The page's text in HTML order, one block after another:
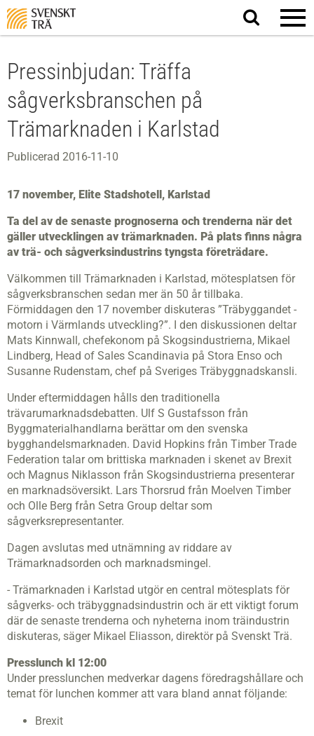
Sök
på
Pressinbjudan: Träffa
sågverksbranschen på
Trämarknaden i Karlstad
Publicerad 2016-11-10
17 november, Elite Stadshotell, Karlstad
Ta del av de senaste prognoserna och trenderna när det
gäller utvecklingen av trämarknaden. På plats finns några
av trä- och sågverksindustrins tyngsta företrädare.
Välkommen till Trämarknaden i Karlstad, mötesplatsen för
sågverksbranschen sedan mer än 50 år tillbaka.
Förmiddagen den 17 november diskuteras ”Träbyggandet -
motorn i Värmlands utveckling?”. I den diskussionen deltar
Mats Kinnwall, chefekonom på Skogsindustrierna, Mikael
Lindberg, Head of Sales Scandinavia på Stora Enso och
Susanne Rudenstam, chef på Sveriges Träbyggnadskansli.
Under eftermiddagen hålls den traditionella
trävarumarknadsdebatten. Ulf S Gustafsson från
Byggmaterialhandlarna berättar om den svenska
bygghandelsmarknaden. David Hopkins från Timber Trade
Federation talar om brittiska marknaden i skenet av Brexit
och Magnus Niklasson från Skogsindustrierna presenterar
en marknadsöversikt. Lars Thorsrud från Moelven Timber
och Olle Berg från Setra Group deltar som
sågverksrepresentanter.
Dagen avslutas med utnämning av riddare av
Trämarknadsorden och marknadsmingel.
- Trämarknaden i Karlstad utgör en central mötesplats för
sågverks- och träbyggnadsindustrin och är ett viktigt forum
där de senaste trenderna och nyheterna inom träindustrin
diskuteras, säger Mikael Eliasson, direktör på Svenskt Trä.
Presslunch kl 12:00
Under presslunchen medverkar dagens föredragshållare och
temat för lunchen kommer att vara bland annat följande:
Brexit